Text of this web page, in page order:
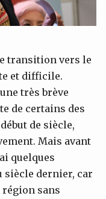
transition vers le
et difficile.
très brève
de certains des
de siècle,
Mais avant
quelques
siècle dernier, car
région sans